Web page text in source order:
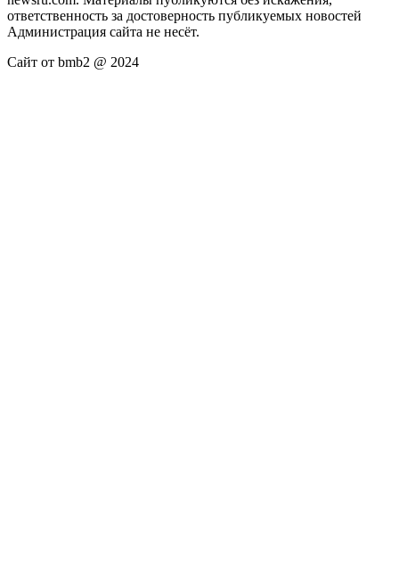
ответственность за достоверность публикуемых новостей
Администрация сайта не несёт.
Сайт от bmb2 @ 2024